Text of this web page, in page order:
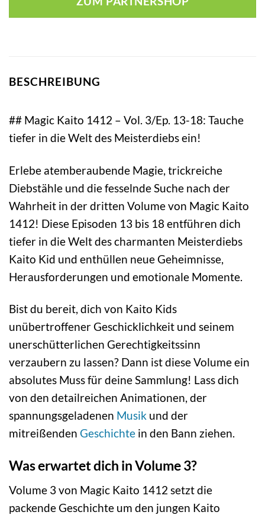
BESCHREIBUNG
## Magic Kaito 1412 – Vol. 3/Ep. 13-18: Tauche
tiefer in die Welt des Meisterdiebs ein!
Erlebe atemberaubende Magie, trickreiche
Diebstähle und die fesselnde Suche nach der
Wahrheit in der dritten Volume von Magic Kaito
1412! Diese Episoden 13 bis 18 entführen dich
tiefer in die Welt des charmanten Meisterdiebs
Kaito Kid und enthüllen neue Geheimnisse,
Herausforderungen und emotionale Momente.
Bist du bereit, dich von Kaito Kids
unübertroffener Geschicklichkeit und seinem
unerschütterlichen Gerechtigkeitssinn
verzaubern zu lassen? Dann ist diese Volume ein
absolutes Muss für deine Sammlung! Lass dich
von den detailreichen Animationen, der
spannungsgeladenen Musik und der
mitreißenden Geschichte in den Bann ziehen.
Was erwartet dich in Volume 3?
Volume 3 von Magic Kaito 1412 setzt die
packende Geschichte um den jungen Kaito